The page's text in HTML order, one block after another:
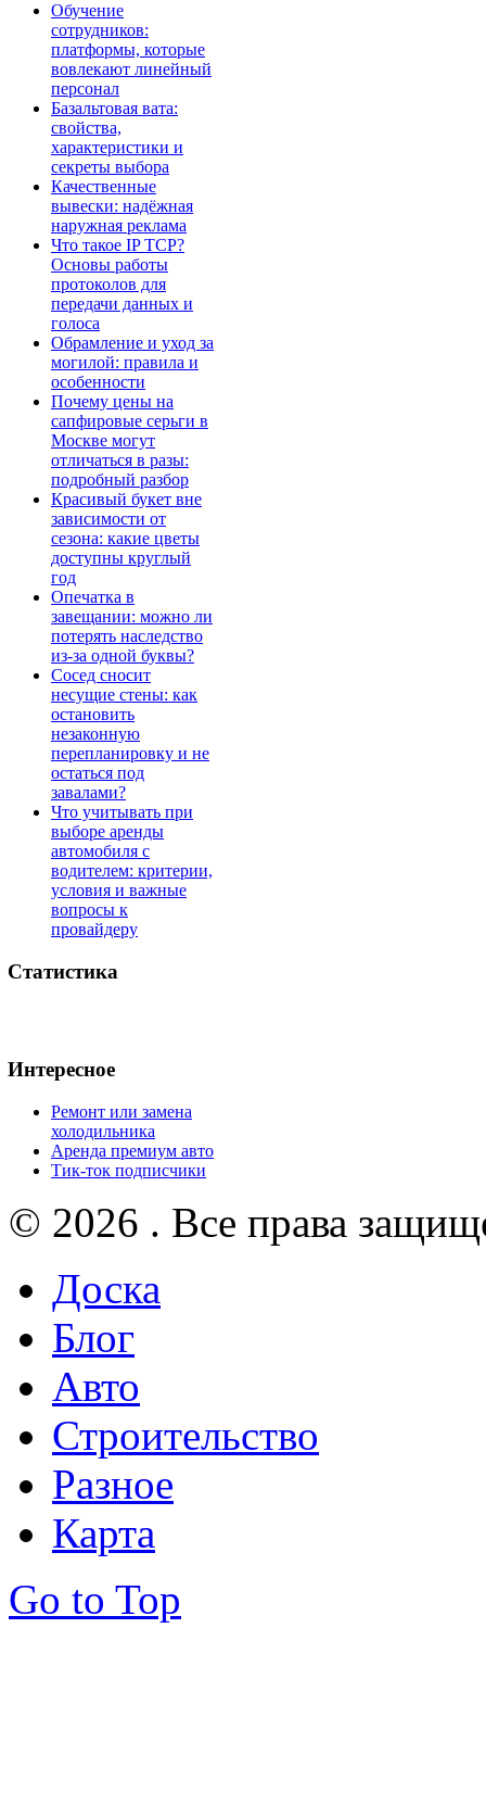
Обучение
сотрудников:
платформы, которые
вовлекают линейный
персонал
Базальтовая вата:
свойства,
характеристики и
секреты выбора
Качественные
вывески: надёжная
наружная реклама
Что такое IP TCP?
Основы работы
протоколов для
передачи данных и
голоса
Обрамление и уход за
могилой: правила и
особенности
Почему цены на
сапфировые серьги в
Москве могут
отличаться в разы:
подробный разбор
Красивый букет вне
зависимости от
сезона: какие цветы
доступны круглый
год
Опечатка в
завещании: можно ли
потерять наследство
из-за одной буквы?
Сосед сносит
несущие стены: как
остановить
незаконную
перепланировку и не
остаться под
завалами?
Что учитывать при
выборе аренды
автомобиля с
водителем: критерии,
условия и важные
вопросы к
провайдеру
Статистика
Интересное
Ремонт или замена
холодильника
Аренда премиум авто
Тик-ток подписчики
© 2026 . Все права
Доска
Блог
Авто
Строительство
Разное
Карта
Go to Top